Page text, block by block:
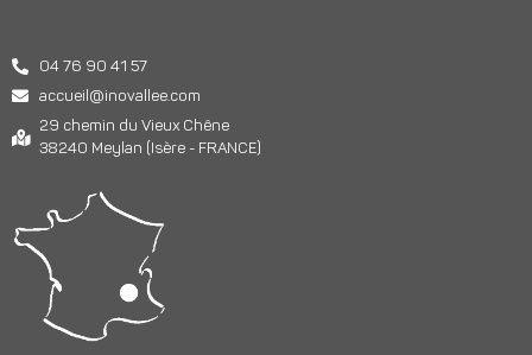
04 76 90 41 57
accueil@inovallee.com
29 chemin du Vieux Chêne
38240 Meylan (Isère - FRANCE)